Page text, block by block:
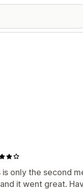
is only the second
it went great.